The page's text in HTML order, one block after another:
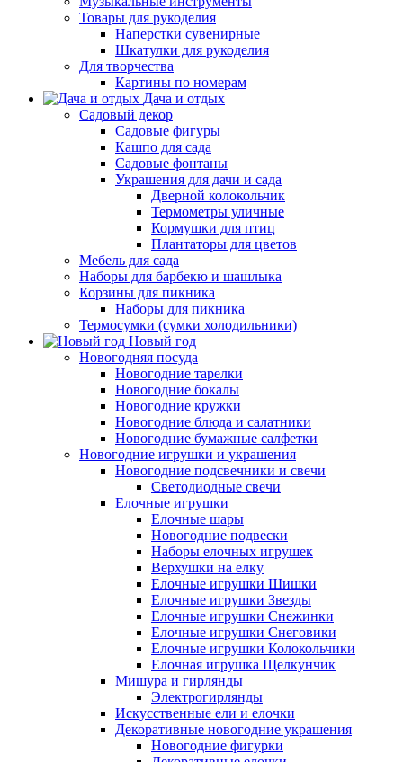
Товары для рукоделия
Наперстки сувенирные
Шкатулки для рукоделия
Для творчества
Картины по номерам
Дача и отдых
Садовый декор
Садовые фигуры
Кашпо для сада
Садовые фонтаны
Украшения для дачи и сада
Дверной колокольчик
Термометры уличные
Кормушки для птиц
Плантаторы для цветов
Мебель для сада
Наборы для барбекю и шашлыка
Корзины для пикника
Наборы для пикника
Термосумки (сумки холодильники)
Новый год
Новогодняя посуда
Новогодние тарелки
Новогодние бокалы
Новогодние кружки
Новогодние блюда и салатники
Новогодние бумажные салфетки
Новогодние игрушки и украшения
Новогодние подсвечники и свечи
Светодиодные свечи
Елочные игрушки
Елочные шары
Новогодние подвески
Наборы елочных игрушек
Верхушки на елку
Елочные игрушки Шишки
Елочные игрушки Звезды
Елочные игрушки Снежинки
Елочные игрушки Снеговики
Елочные игрушки Колокольчики
Елочная игрушка Щелкунчик
Мишура и гирлянды
Электрогирлянды
Искусственные ели и елочки
Декоративные новогодние украшения
Новогодние фигурки